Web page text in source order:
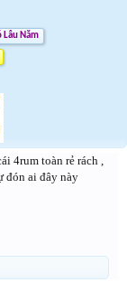
Lâu Năm
4rum toàn rẻ rách ,
đón ai đây này